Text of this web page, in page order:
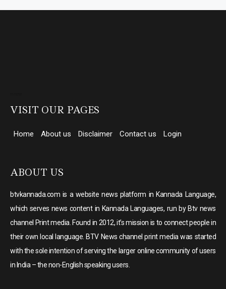
VISIT OUR PAGES
Home About us Disclaimer Contact us Login
ABOUT US
btvkannada.com is a website news platform in Kannada Language,
which serves news content in Kannada Languages, run by Btv news
channel Print media. Found in 2012, it’s mission is to connect people in
their own local language. BTV News channel print media was started
with the sole intention of serving the larger online community of users
in India – the non-English speaking users.